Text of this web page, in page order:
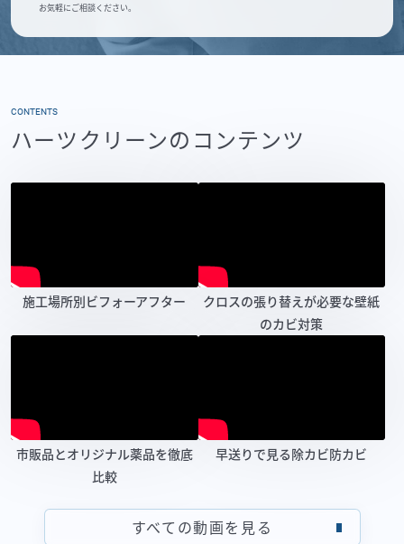
お気軽にご相談ください。
CONTENTS
ハーツクリーンのコンテンツ
施工場所別ビフォーアフター
クロスの張り替えが必要な壁紙
のカビ対策
市販品とオリジナル薬品を徹底
比較
早送りで見る除カビ防カビ
すべての動画を見る